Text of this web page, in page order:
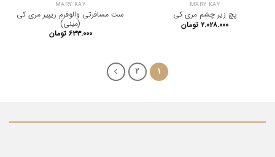
MARY KAY
پچ زیر چشم مری کی
۲.۰۲۸.۰۰۰ تومان
MARY KAY
ست مسافرتی والوفرم ریپیر مری کی
(مینی)
۶۳۳.۰۰۰ تومان
1
2